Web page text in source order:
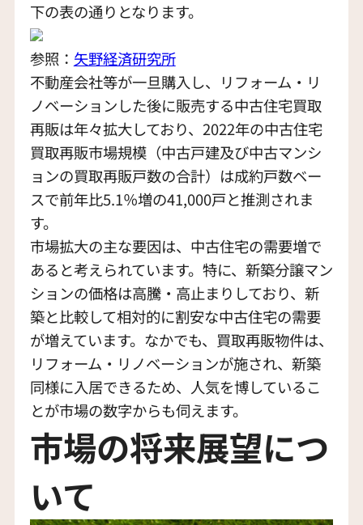
下の表の通りとなります。
参照： 矢野経済研究所
不動産会社等が一旦購入し、リフォーム・リ
ノベーションした後に販売する中古住宅買取
再販は年々拡大しており、2022年の中古住宅
買取再販市場規模（中古戸建及び中古マンシ
ョンの買取再販戸数の合計）は成約戸数ベー
スで前年比5.1％増の41,000戸と推測されま
す。
市場拡大の主な要因は、中古住宅の需要増で
あると考えられています。特に、新築分譲マン
ションの価格は高騰・高止まりしており、新
築と比較して相対的に割安な中古住宅の需要
が増えています。なかでも、買取再販物件は、
リフォーム・リノベーションが施され、新築
同様に入居できるため、人気を博しているこ
とが市場の数字からも伺えます。
市場の将来展望につ
いて